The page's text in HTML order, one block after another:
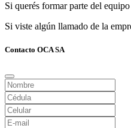
Si querés formar parte del
Si viste algún llamado de la
Contacto OCA SA